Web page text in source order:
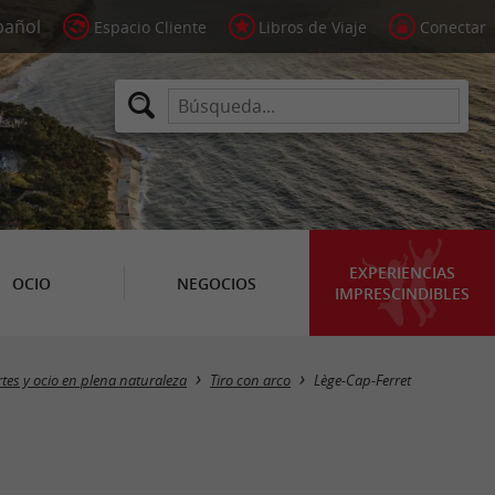
Espacio Cliente Libros de Viaje Conectar
OCIO NEGOCIOS
EXPERIENCIAS
IMPRESCINDIBLES
Masquer la carte
y ocio en plena naturaleza Tiro con arco Lège-Cap-Ferret